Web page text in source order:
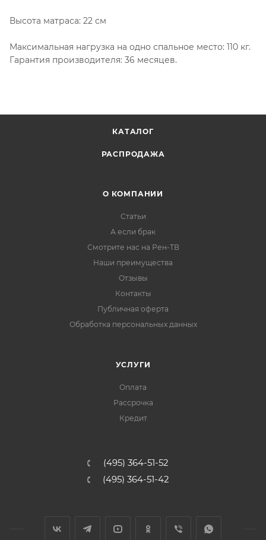
Высота матраса: 22 см
Максимальная нагрузка на одно спальное место: 110 кг.
Гарантия производителя: 36 месяцев.
КАТАЛОГ
РАСПРОДАЖА
О КОМПАНИИ
Статьи
А если брак
Смотрите нас на Рен-ТВ
Наши преимущества
Отзывы
Контакты
Публичная оферта
Обработка персональных данных
УСЛУГИ
Оплата
Рассрочка
Кредит
(495) 364-51-52
(495) 364-51-42